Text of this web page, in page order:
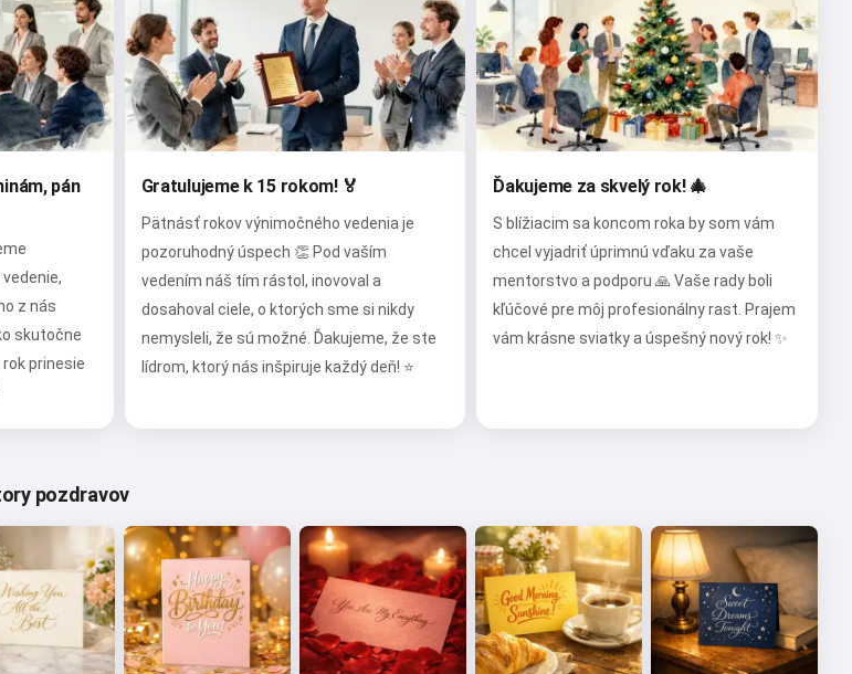
pán
z nás
skutočne
prinesie
Gratulujeme k 15 rokom! 🏅
Pätnásť rokov výnimočného vedenia je
pozoruhodný úspech 👏 Pod vaším
vedením náš tím rástol, inovoval a
dosahoval ciele, o ktorých sme si nikdy
nemysleli, že sú možné. Ďakujeme, že ste
lídrom, ktorý nás inšpiruje každý deň! ⭐
Ďakujeme za skvelý rok! 🎄
S blížiacim sa koncom roka by som vám
chcel vyjadriť úprimnú vďaku za vaše
mentorstvo a podporu 🙏 Vaše rady boli
kľúčové pre môj profesionálny rast. Prajem
vám krásne sviatky a úspešný nový rok! ✨
pozdravov